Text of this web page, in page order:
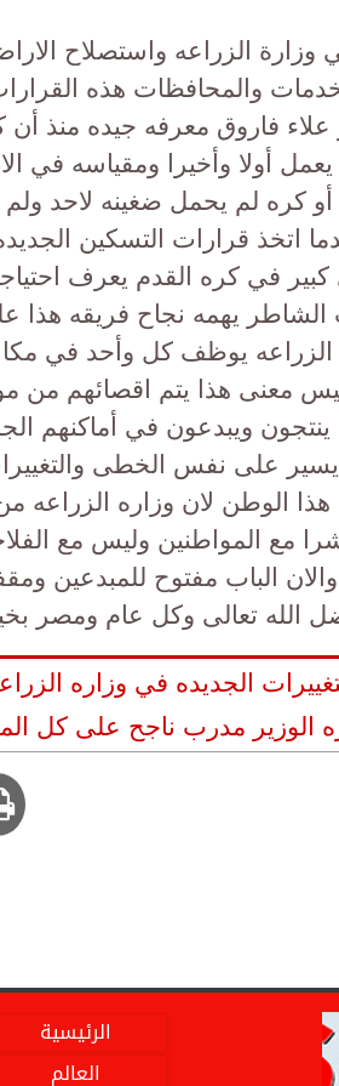
وزارة الزراعه واستصلاح
والمحافظات هذه
علاء فاروق معرفه جيده منذ أن
أولا وأخيرا ومقياسه في
كره لم يحمل ضغينه لاحد ولم
اتخذ قرارات التسكين
كبير في كره القدم يعرف
يهمه نجاح فريقه هذا
يوظف كل وأحد في
معنى هذا يتم اقصائهم من
ويبدعون في أماكنهم
يسير على نفس الخطى
الوطن لان وزاره الزراعه
مع المواطنين وليس مع
الباب مفتوح للمبدعين
الله تعالى وكل عام ومصر
الجديده في وزاره
الوزير مدرب ناجح على كل
الرئيسية
العالم